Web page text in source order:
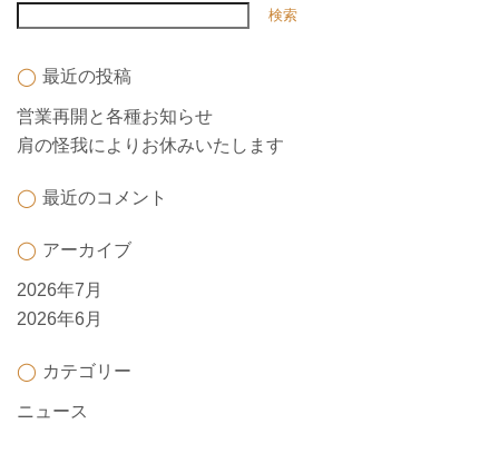
最近の投稿
営業再開と各種お知らせ
肩の怪我によりお休みいたします
最近のコメント
アーカイブ
2026年7月
2026年6月
カテゴリー
ニュース